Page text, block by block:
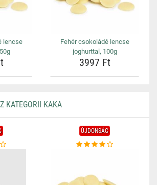
lencse
Fehér csokoládé lencse
joghurttal, 100g
3997 Ft
KATEGORII KAKA
ÚJDONSÁG